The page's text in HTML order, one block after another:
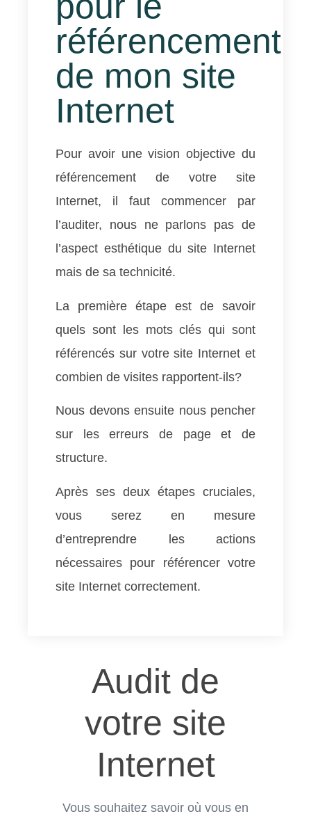
référencement
de mon site
Internet
Pour avoir une vision objective du
référencement de votre site
Internet, il faut commencer par
l’auditer, nous ne parlons pas de
l’aspect esthétique du site Internet
mais de sa technicité.
La première étape est de savoir
quels sont les mots clés qui sont
référencés sur votre site Internet et
combien de visites rapportent-ils?
Nous devons ensuite nous pencher
sur les erreurs de page et de
structure.
Après ses deux étapes cruciales,
vous serez en mesure
d’entreprendre les actions
nécessaires pour référencer votre
site Internet correctement.
Audit de
votre site
Internet
Vous souhaitez savoir où vous en